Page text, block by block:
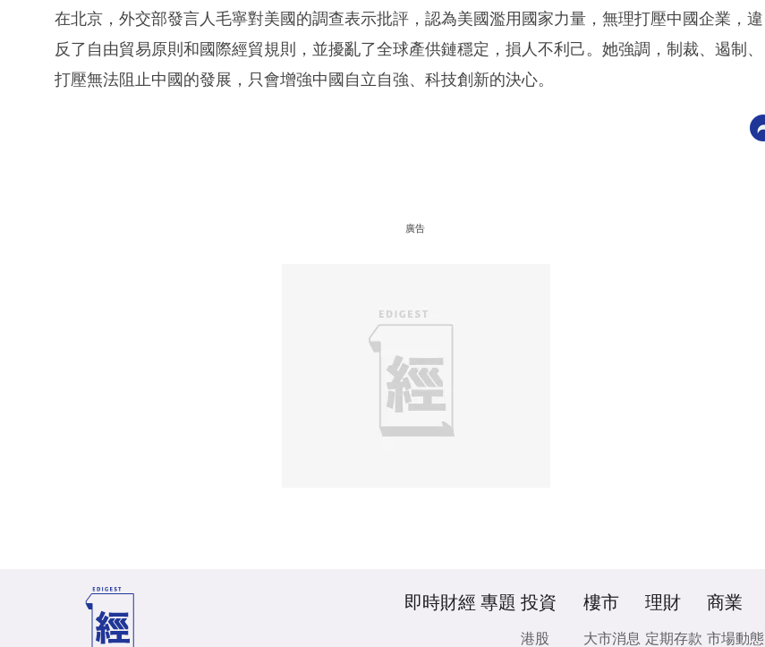
在北京，外交部發言人毛寧對美國的調查表示批評，認為美國濫用國家力量，無理打壓中國企業，違
反了自由貿易原則和國際經貿規則，並擾亂了全球產供鏈穩定，損人不利己。她強調，制裁、遏制、
打壓無法阻止中國的發展，只會增強中國自立自強、科技創新的決心。
廣告
即時財經 專題 投資
港股
樓市
大市消息
理財
定期存款
商業
市場動態